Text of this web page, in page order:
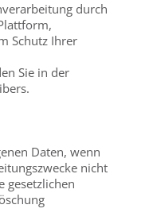
durch
Schutz Ihrer
Sie in der
Daten, wenn
nicht
gesetzlichen